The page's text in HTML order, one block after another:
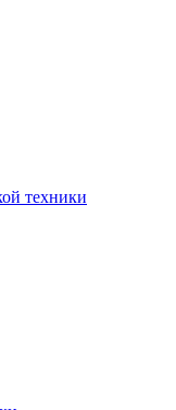
техники